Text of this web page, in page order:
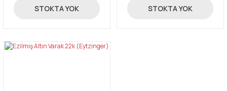
5.550,00 TL
STOKTA YOK 6.400,00 TL
STOKTA YOK